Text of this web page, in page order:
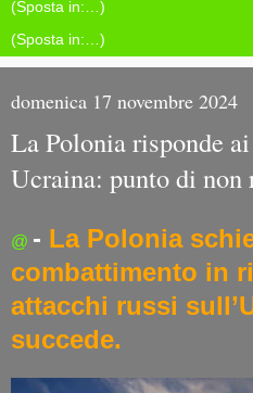
domenica 17 novembre 2024
La Polonia risponde
Ucraina: punto di non
@ - La Polonia
combattimento in
attacchi russi
succede.